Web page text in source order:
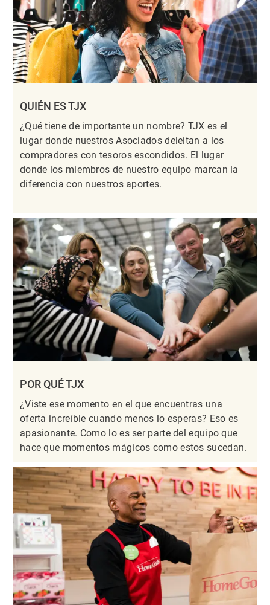
QUIÉN ES TJX
¿Qué tiene de importante un nombre? TJX es el
lugar donde nuestros Asociados deleitan a los
compradores con tesoros escondidos. El lugar
donde los miembros de nuestro equipo marcan la
diferencia con nuestros aportes.
POR QUÉ TJX
¿Viste ese momento en el que encuentras una
oferta increíble cuando menos lo esperas? Eso es
apasionante. Como lo es ser parte del equipo que
hace que momentos mágicos como estos sucedan.